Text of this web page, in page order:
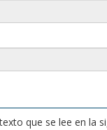
que se lee en la